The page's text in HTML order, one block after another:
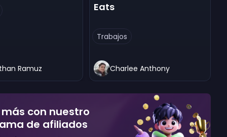
Ramuz
Eats
Trabajos
Charlee Anthony
con nuestro
de afiliados